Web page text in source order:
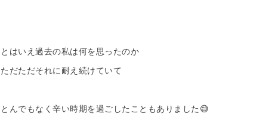
とはいえ過去の私は何を思ったのか
ただただそれに耐え続けていて
とんでもなく辛い時期を過ごしたこともありました😅